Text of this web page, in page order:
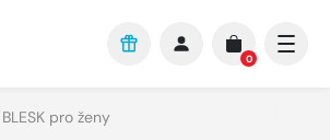
0
BLESK pro ženy